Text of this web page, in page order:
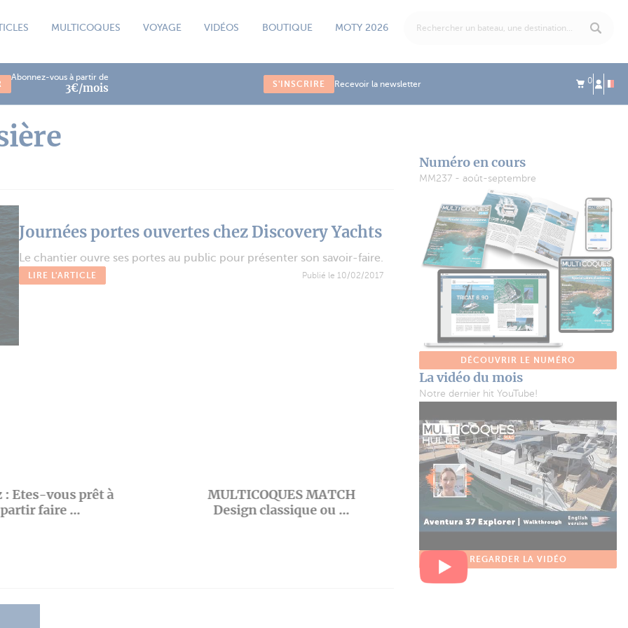
MULTICOQUES VOYAGE VIDÉOS BOUTIQUE MOTY 2026
Abonnez-vous à partir de
3€/mois S'INSCRIRE Recevoir la newsletter 0
Journées portes ouvertes chez Discovery Yachts
Le chantier ouvre ses portes au public pour présenter son savoir-faire.
LIRE L'ARTICLE Publié le 10/02/2017
: Etes-vous prêt à
partir faire ...
MULTICOQUES MATCH
Design classique ou ...
40 ans autour du monde
Numéro en cours
MM237 - août-septembre
DÉCOUVRIR LE NUMÉRO
La vidéo du mois
Notre dernier hit YouTube!
REGARDER LA VIDÉO